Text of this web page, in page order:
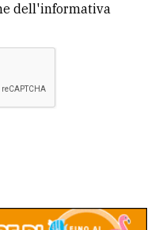
dell'informativa